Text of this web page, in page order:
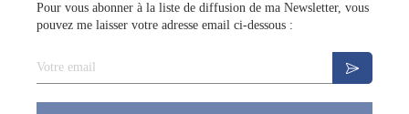
Pour vous abonner à la liste de diffusion de ma Newsletter, vous
pouvez me laisser votre adresse email ci-dessous :
Votre email